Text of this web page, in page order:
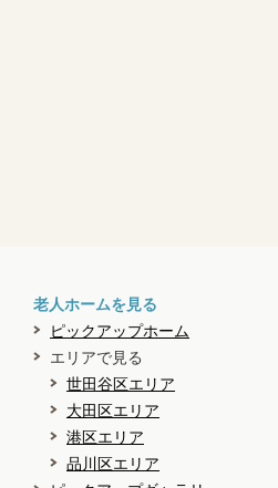
老人ホームを見る
ピックアップホーム
エリアで見る
世田谷区エリア
大田区エリア
港区エリア
品川区エリア